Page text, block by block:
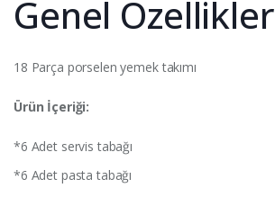
Genel Özellikler
18 Parça porselen yemek takımı
Ürün İçeriği:
*6 Adet servis tabağı
*6 Adet pasta tabağı